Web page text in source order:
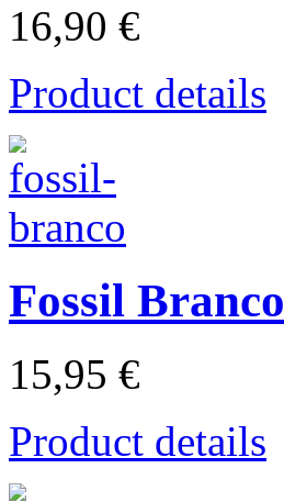
16,90 €
Product details
Fossil Branco
15,95 €
Product details